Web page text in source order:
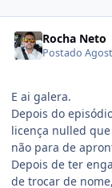
Rocha Neto
Postado
E ai galera.
Depois do
licença nulled
não para de
Depois de ter
de trocar de